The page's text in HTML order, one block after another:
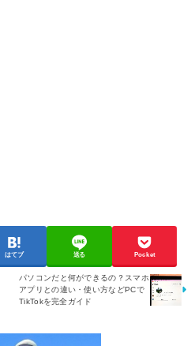
はてブ 送る Pocket
パソコンだと何ができるの？スマホ
アプリとの違い・使い方などPCで
TikTokを完全ガイド